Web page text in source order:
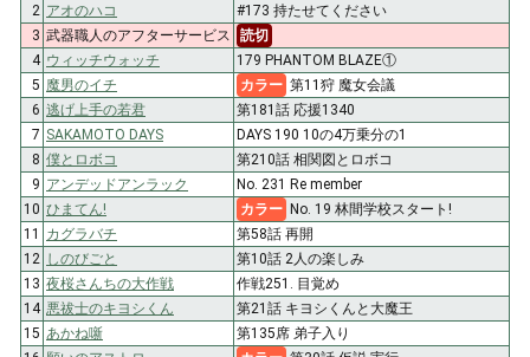
2 アオのハコ
#173 持たせてください
3 武器職人のアフターサービス
読切
4 ウィッチウォッチ
179 PHANTOM BLAZE①
5 魔男のイチ カラー 第11狩 魔女会議
6 逃げ上手の若君
第181話 応援1340
7 SAKAMOTO DAYS
DAYS 190 10の4万乗分の1
8 僕とロボコ
第210話 相関図とロボコ
9 アンデッドアンラック
No. 231 Re member
10 ひまてん! カラー No. 19 林間学校スタート!
11
カグラバチ
第58話 再開
12 しのびごと
第10話 2人の楽しみ
13 夜桜さんちの大作戦
作戦251. 目覚め
14 悪祓士のキヨシくん
第21話 キヨシくんと大魔王
15 あかね噺
第135席 弟子入り